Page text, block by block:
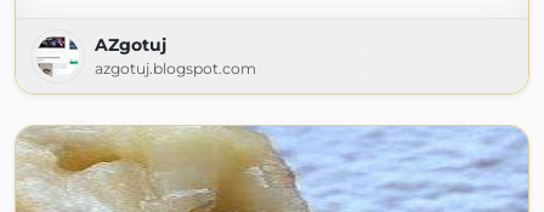
AZgotuj
azgotuj.blogspot.com